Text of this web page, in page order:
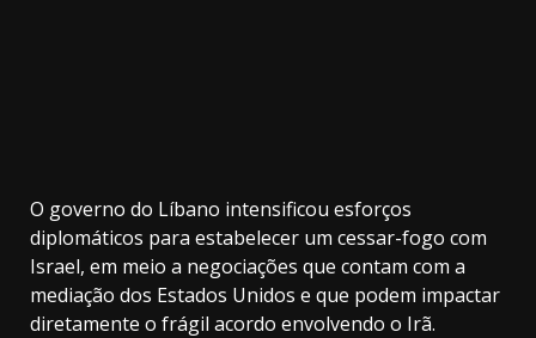
O governo do Líbano intensificou esforços
diplomáticos para estabelecer um cessar-fogo com
Israel, em meio a negociações que contam com a
mediação dos Estados Unidos e que podem impactar
diretamente o frágil acordo envolvendo o Irã.